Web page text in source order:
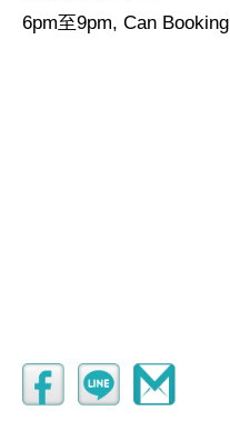
6pm至9pm, Can Booking